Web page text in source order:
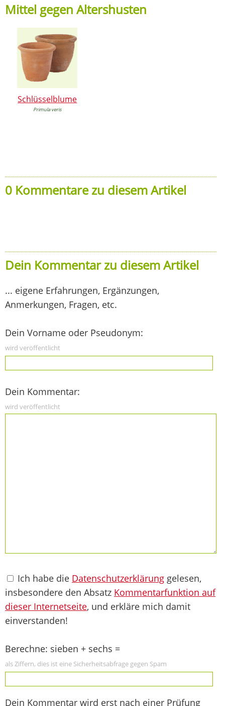
Mittel gegen Altershusten
Schlüsselblume
Primula veris
0 Kommentare zu diesem Artikel
Dein Kommentar zu diesem Artikel
... eigene Erfahrungen, Ergänzungen,
Anmerkungen, Fragen, etc.
Dein Vorname oder Pseudonym:
wird veröffentlicht
Dein Kommentar:
wird veröffentlicht
Ich habe die Datenschutzerklärung gelesen,
insbesondere den Absatz Kommentarfunktion auf
dieser Internetseite, und erkläre mich damit
einverstanden!
Berechne: sieben + sechs =
als Ziffern, dies ist eine Sicherheitsabfrage gegen Spam
Dein Kommentar wird erst nach einer Prüfung